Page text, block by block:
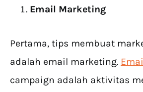
Email Marketing
Pertama, tips membuat
adalah email marketing.
campaign adalah aktivitas